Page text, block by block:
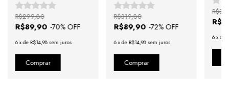
R$89,90 -70% OFF
R$299,80
6 xde R$14,98 sem juros
Personalizáveis
R$89,90 -72% OFF
R$319,80
6 xde R$14,98 sem juros
6 x de